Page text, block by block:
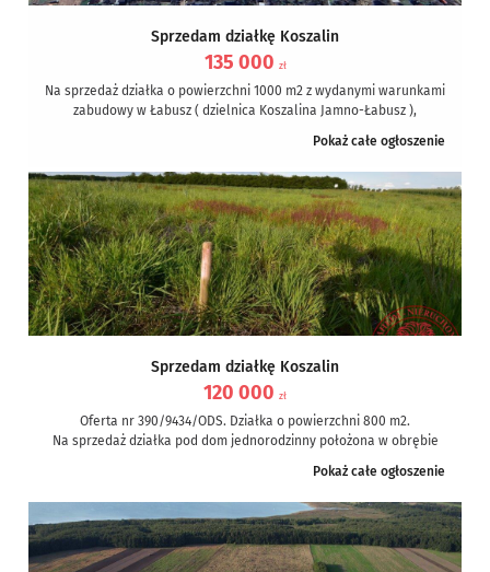
Sprzedam działkę Koszalin
135 000 zł
Na sprzedaż działka o powierzchni 1000 m2 z wydanymi warunkami
zabudowy w Łabusz ( dzielnica Koszalina Jamno-Łabusz ),
Pokaż całe ogłoszenie
Sprzedam działkę Koszalin
120 000 zł
Oferta nr 390/9434/ODS. Działka o powierzchni 800 m2.
Na sprzedaż działka pod dom jednorodzinny położona w obrębie
Pokaż całe ogłoszenie